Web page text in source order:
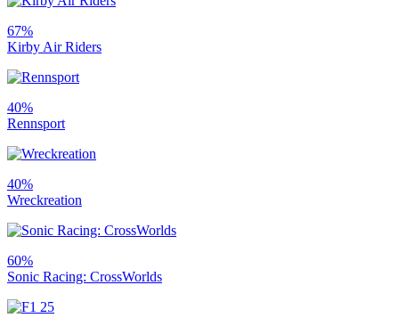
67%
Kirby Air Riders
40%
Rennsport
40%
Wreckreation
60%
Sonic Racing: CrossWorlds